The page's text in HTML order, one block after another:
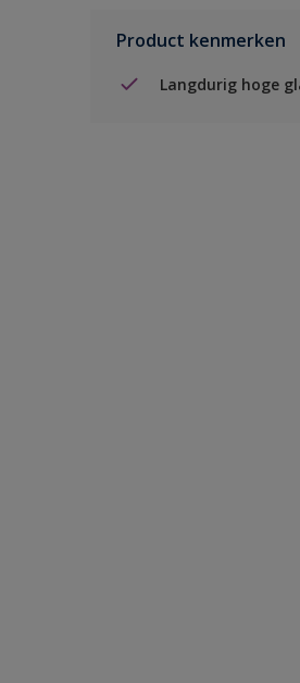
Product kenmerken
Langdurig hoge